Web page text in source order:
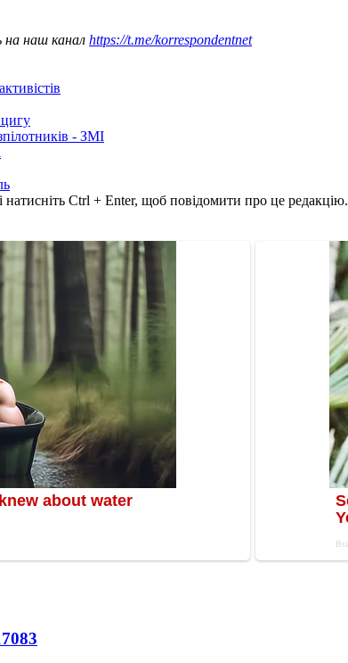
на наш канал https://t.me/korrespondentnet
- ЗМІ
Ctrl + Enter, щоб повідомити про це редакцію.